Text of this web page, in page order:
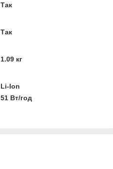
Так
Так
1.09 кг
Li-Ion
51 Вт/год